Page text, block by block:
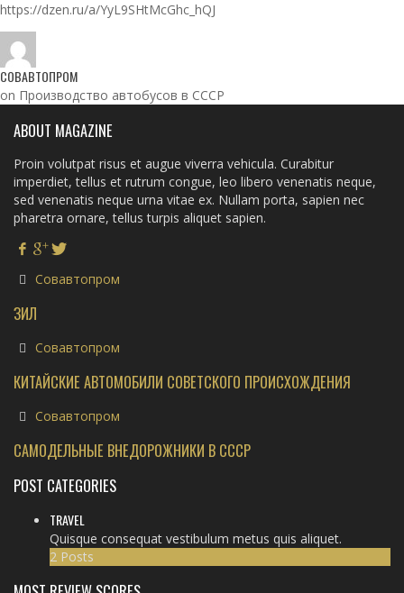
https://dzen.ru/a/YyL9SHtMcGhc_hQJ
СОВАВТОПРОМ
on Производство автобусов в СССР
ABOUT MAGAZINE
Proin volutpat risus et augue viverra vehicula. Curabitur
imperdiet, tellus et rutrum congue, leo libero venenatis neque,
sed venenatis neque urna vitae ex. Nullam porta, sapien nec
pharetra ornare, tellus turpis aliquet sapien.
Совавтопром
ЗИЛ
Совавтопром
КИТАЙСКИЕ АВТОМОБИЛИ СОВЕТСКОГО ПРОИСХОЖДЕНИЯ
Совавтопром
САМОДЕЛЬНЫЕ ВНЕДОРОЖНИКИ В СССР
POST CATEGORIES
TRAVEL
Quisque consequat vestibulum metus quis aliquet.
2 Posts